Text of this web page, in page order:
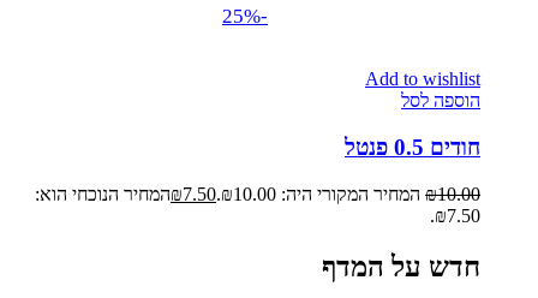
-25%
Add to wishlist
הוספה לסל
חודים 0.5 פנטל
₪10.00 המחיר המקורי היה: ₪10.00. ₪7.50
המחיר הנוכחי הוא:
₪7.50.
חדש על המדף